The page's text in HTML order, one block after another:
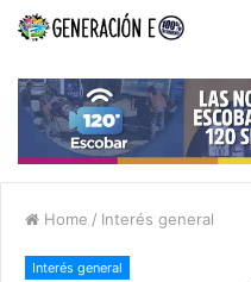
Home / Interés general
Interés general